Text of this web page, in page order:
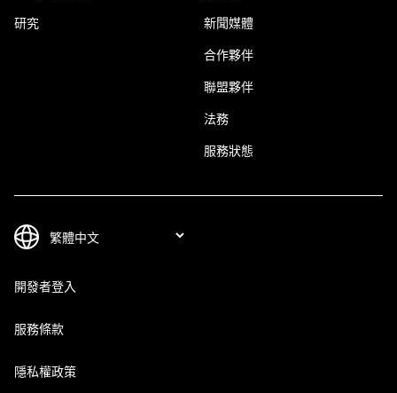
研究 新聞媒體
合作夥伴
聯盟夥伴
法務
服務狀態
開發者登入
服務條款
隱私權政策